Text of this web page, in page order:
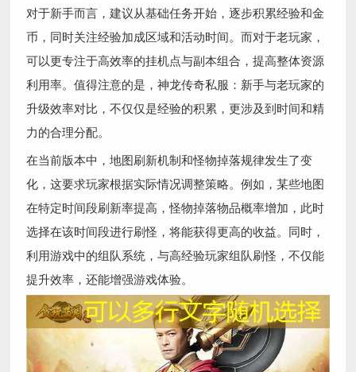
对于新手而言，建议从基础任务开始，逐步积累经验和金
币，同时关注经验加成区域和活动时间。而对于老玩家，
可以更专注于高效率的挂机点与副本组合，提高整体资源
利用率。值得注意的是，神龙传奇私服：新手与老玩家的
升级效率对比，不仅仅是经验的积累，更涉及到时间和精
力的合理分配。
在当前版本中，地图刷新机制和怪物掉落规律发生了变
化，这要求玩家根据实际情况调整策略。例如，某些地图
在特定时间段刷新率提高，怪物掉落物品概率增加，此时
选择在该时间段进行刷怪，将能获得更高的收益。同时，
利用游戏中的组队系统，与高经验玩家组队刷怪，不仅能
提升效率，还能增强游戏体验。